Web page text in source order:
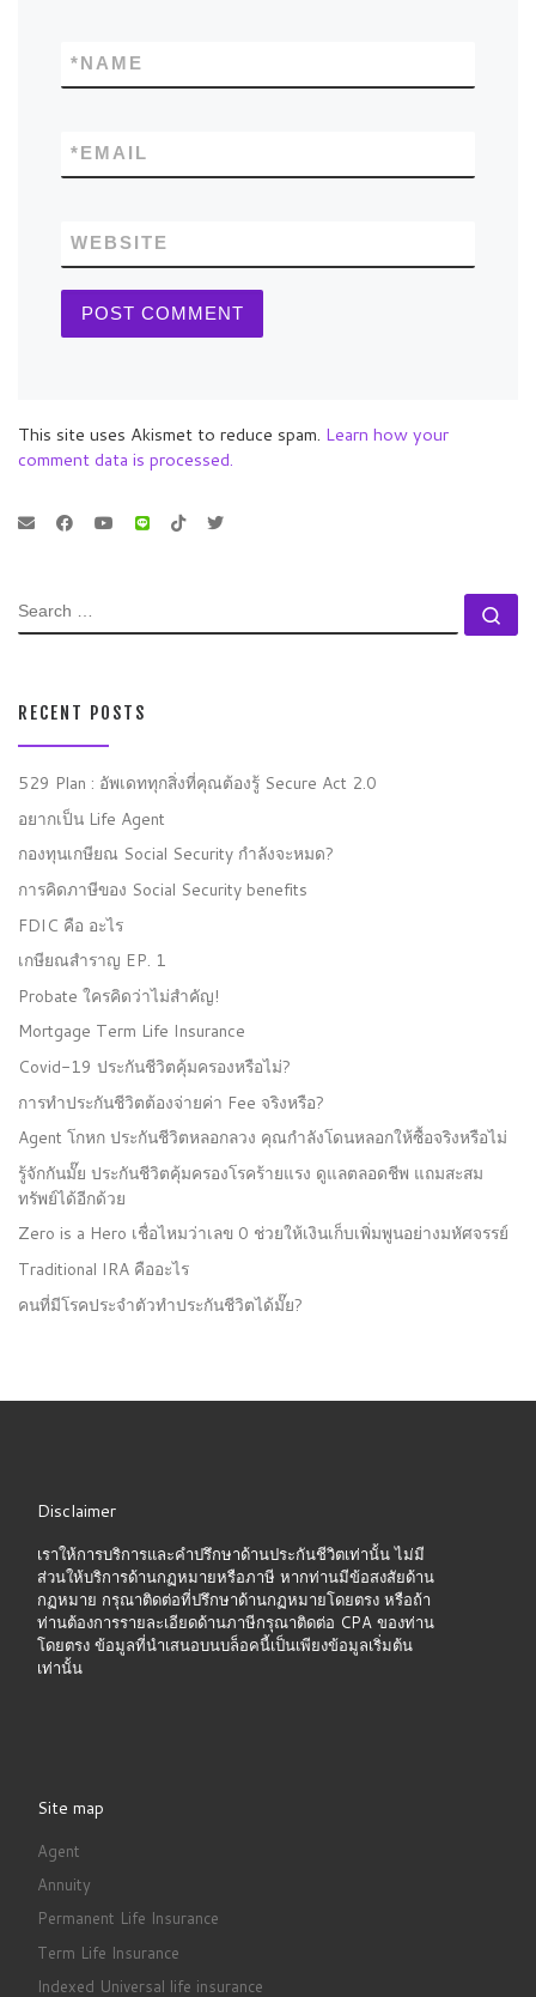
NAME
*
EMAIL
*
WEBSITE
This site uses Akismet to reduce spam. Learn how your
comment data is processed.
SEARCH
RECENT POSTS
529 Plan : อัพเดททุกสิ่งที่คุณต้องรู้ Secure Act 2.0
อยากเป็น Life Agent
กองทุนเกษียณ Social Security กำลังจะหมด?
การคิดภาษีของ Social Security benefits
FDIC คือ อะไร
เกษียณสำราญ EP. 1
Probate ใครคิดว่าไม่สำคัญ!
Mortgage Term Life Insurance
Covid-19 ประกันชีวิตคุ้มครองหรือไม่?
การทำประกันชีวิตต้องจ่ายค่า Fee จริงหรือ?
Agent โกหก ประกันชีวิตหลอกลวง คุณกำลังโดนหลอกให้ซื้อจริงหรือไม่
รู้จักกันมั๊ย ประกันชีวิตคุ้มครองโรคร้ายแรง ดูแลตลอดชีพ แถมสะสม
ทรัพย์ได้อีกด้วย
Zero is a Hero เชื่อไหมว่าเลข 0 ช่วยให้เงินเก็บเพิ่มพูนอย่างมหัศจรรย์
Traditional IRA คืออะไร
คนที่มีโรคประจำตัวทำประกันชีวิตได้มั๊ย?
Disclaimer
เราให้การบริการและคำปรึกษาด้านประกันชีวิตเท่านั้น ไม่มี
ส่วนให้บริการด้านกฏหมายหรือภาษี หากท่านมีข้อสงสัยด้าน
กฏหมาย กรุณาติดต่อที่ปรึกษาด้านกฏหมายโดยตรง หรือถ้า
ท่านต้องการรายละเอียดด้านภาษีกรุณาติดต่อ CPA ของท่าน
โดยตรง ข้อมูลที่นำเสนอบนบล็อคนี้เป็นเพียงข้อมูลเริ่มต้น
เท่านั้น
Site map
Agent
Annuity
Permanent Life Insurance
Term Life Insurance
Indexed Universal life insurance